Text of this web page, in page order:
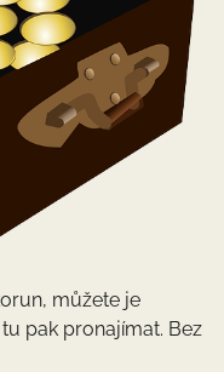
můžete je
pak pronajímat. Bez